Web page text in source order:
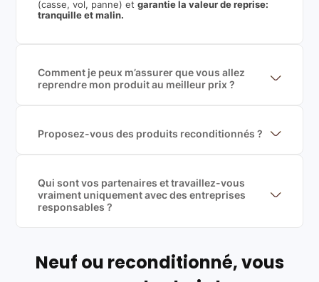
(casse, vol, panne) etgarantie la valeur de reprise:
tranquille et malin.
Comment je peux m’assurer que vous allez
reprendre mon produit au meilleur prix ?
garantir le meilleur prix de rachat. De plus, nous
sommes rémunéré à la commission sur la valeur de
Proposez-vous des produits reconditionnés ?
produits officiels de grandes marques et du
reconditionné de haute qualité
Qui sont vos partenaires et travaillez-vous
vraiment uniquement avec des entreprises
responsables ?
Labels environnementaux & qualité de nos partenaires
Neuf ou reconditionné, vous